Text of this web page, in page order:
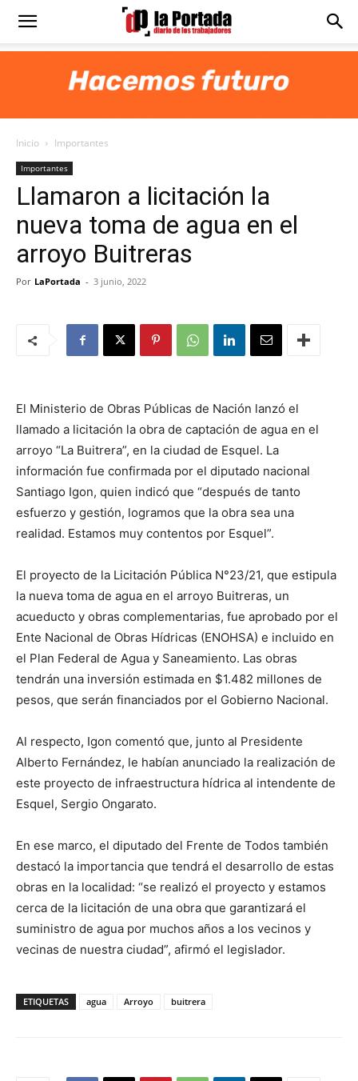
Diario
Portada
Inicio Importantes
Importantes
Llamaron a licitación la
nueva toma de agua en el
arroyo Buitreras
Por LaPortada - 3 junio, 2022
El Ministerio de Obras Públicas de Nación lanzó el
llamado a licitación la obra de captación de agua en el
arroyo “La Buitrera”, en la ciudad de Esquel. La
información fue confirmada por el diputado nacional
Santiago Igon, quien indicó que “después de tanto
esfuerzo y gestión, logramos que la obra sea una
realidad. Estamos muy contentos por Esquel”.
El proyecto de la Licitación Pública N°23/21, que estipula
la nueva toma de agua en el arroyo Buitreras, un
acueducto y obras complementarias, fue aprobado por el
Ente Nacional de Obras Hídricas (ENOHSA) e incluido en
el Plan Federal de Agua y Saneamiento. Las obras
tendrán una inversión estimada en $1.482 millones de
pesos, que serán financiados por el Gobierno Nacional.
Al respecto, Igon comentó que, junto al Presidente
Alberto Fernández, le habían anunciado la realización de
este proyecto de infraestructura hídrica al intendente de
Esquel, Sergio Ongarato.
En ese marco, el diputado del Frente de Todos también
destacó la importancia que tendrá el desarrollo de estas
obras en la localidad: “se realizó el proyecto y estamos
cerca de la licitación de una obra que garantizará el
suministro de agua por muchos años a los vecinos y
vecinas de nuestra ciudad”, afirmó el legislador.
ETIQUETAS agua Arroyo buitrera